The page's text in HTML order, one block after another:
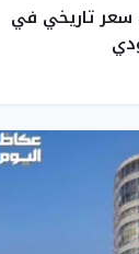
سعر تاريخي في